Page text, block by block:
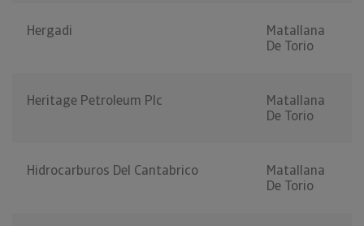
Hergadi
Matallana
De Torio
Heritage Petroleum Plc
Matallana
De Torio
Hidrocarburos Del Cantabrico
Matallana
De Torio